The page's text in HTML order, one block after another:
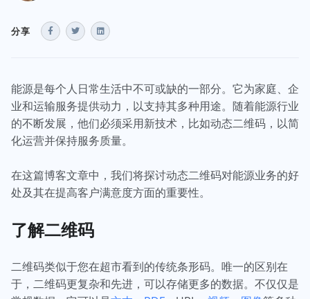
分享
能源是每个人日常生活中不可或缺的一部分。它为家庭、企
业和运输服务提供动力，以支持其多种用途。随着能源行业
的不断发展，他们必须采用新技术，比如动态二维码，以简
化运营并保持服务质量。
在这篇博客文章中，我们将探讨动态二维码对能源业务的好
处及其在提高客户满意度方面的重要性。
了解二维码
二维码类似于您在超市看到的传统条形码。唯一的区别在
于，二维码更复杂和先进，可以存储更多的数据。不仅仅是